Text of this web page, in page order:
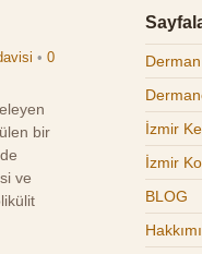
• 0
bir
ve
İzmir
İzmir
BLOG